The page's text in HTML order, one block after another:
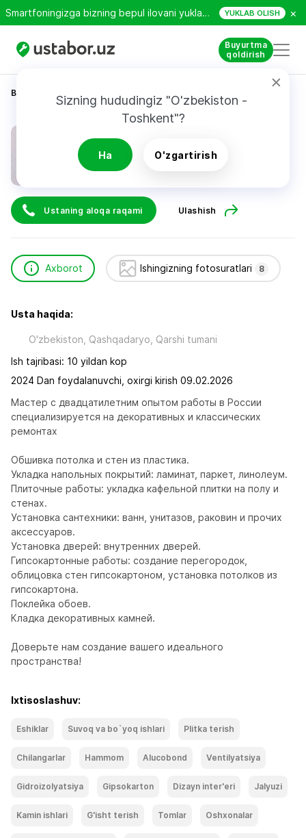
Smartfoningizga bizning bepul ilovani yuklab oling! YUKLAB OLISH ×
Buyurtma
qoldirish
Sizning hududingiz "O'zbekiston -
Toshkent"?
Ha O'zgartirish
Bosh sahifa
Ustaning aloqa raqami Ulashish
Axborot Ishingizning fotosuratlari 8
Usta haqida:
O'zbekiston, Qashqadaryo, Qarshi tumani
Ish tajribasi: 10 yildan kop
2024 Dan foydalanuvchi, oxirgi kirish 09.02.2026
Мастер с двадцатилетним опытом работы в России
специализируется на декоративных и классических
ремонтах
Обшивка потолка и стен из пластика.
Укладка напольных покрытий: ламинат, паркет, линолеум.
Плиточные работы: укладка кафельной плитки на полу и
стенах.
Установка сантехники: ванн, унитазов, раковин и прочих
аксессуаров.
Установка дверей: внутренних дверей.
Гипсокартонные работы: создание перегородок,
облицовка стен гипсокартоном, установка потолков из
гипсокартона.
Поклейка обоев.
Кладка декоративных камней.
Доверьте нам создание вашего идеального
пространства!
Ixtisoslashuv:
Eshiklar Suvoq va bo`yoq ishlari Plitka terish
Chilangarlar Hammom Alucobond Ventilyatsiya
Gidroizolyatsiya Gipsokarton Dizayn inter'eri Jalyuzi
Kamin ishlari G'isht terish Tomlar Oshxonalar